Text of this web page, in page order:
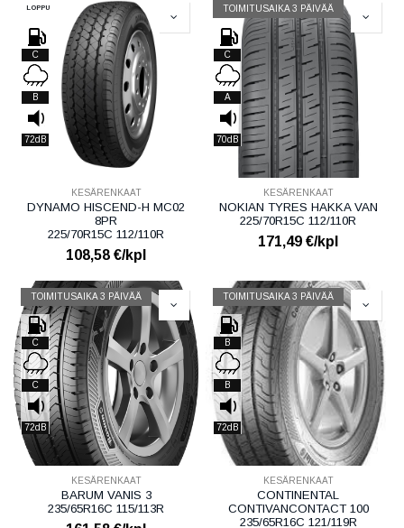
LOPPU
C
B
72dB
KESÄRENKAAT
DYNAMO HISCEND-H MC02
8PR
225/70R15C 112/110R
108,58 €/kpl
TOIMITUSAIKA 3 PÄIVÄÄ
C
A
70dB
KESÄRENKAAT
NOKIAN TYRES HAKKA VAN
225/70R15C 112/110R
171,49 €/kpl
TOIMITUSAIKA 3 PÄIVÄÄ
C
C
72dB
KESÄRENKAAT
BARUM VANIS 3
235/65R16C 115/113R
TOIMITUSAIKA 3 PÄIVÄÄ
B
B
72dB
KESÄRENKAAT
CONTINENTAL
CONTIVANCONTACT 100
235/65R16C 121/119R